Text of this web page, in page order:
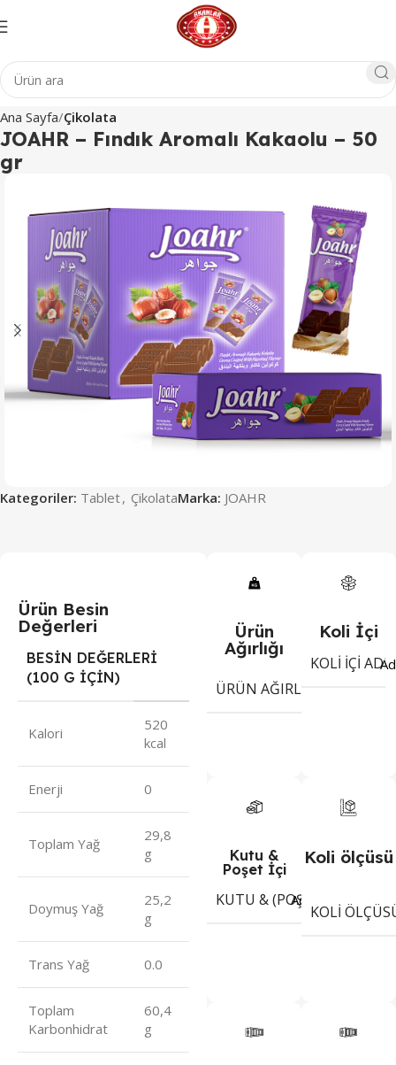
Ana Sayfa Çikolata
JOAHR – Fındık Aromalı Kakaolu – 50
gr
Kategoriler: Tablet, ÇikolataMarka: JOAHR
Ürün Besin
Değerleri
BESİN DEĞERLERİ
(100 G İÇİN)
Kalori
520
kcal
Enerji 0
Toplam Yağ
29,8
g
Doymuş Yağ
25,2
g
Trans Yağ 0.0
Toplam
Karbonhidrat
60,4
g
Ürün
Ağırlığı
ÜRÜN AĞIRLIĞI
Koli İçi
KOLI İÇI
Kutu &
Poşet İçi
KUTU & (POŞET) İÇI ADET
Adet
Koli ölçüsü
KOLI